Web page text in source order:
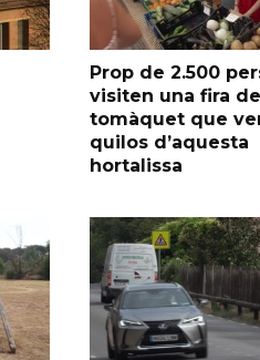
Prop de 2.500
visiten una fira
tomàquet que
quilos d’aquesta
hortalissa